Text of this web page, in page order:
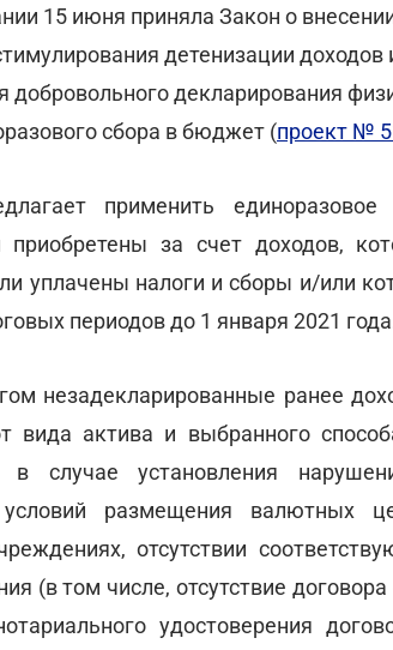
15 июня приняла Закон о
детенизации
добровольного декларирования
сбора в бюджет (проект №
применить единоразовое
за счет доходов,
уплачены налоги и сборы и/или
периодов до 1 января 2021
незадекларированные ранее
вида актива и выбранного
случае установления
условий размещения валютных
отсутствии
(в том числе, отсутствие
удостоверения